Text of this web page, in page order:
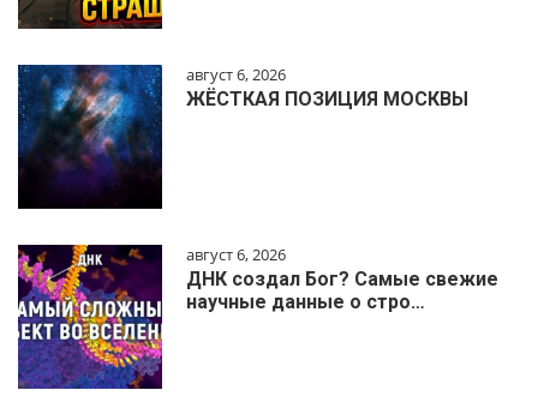
август 6, 2026
ЖЁСТКАЯ ПОЗИЦИЯ МОСКВЫ
август 6, 2026
ДНК создал Бог? Самые свежие
научные данные о стро…